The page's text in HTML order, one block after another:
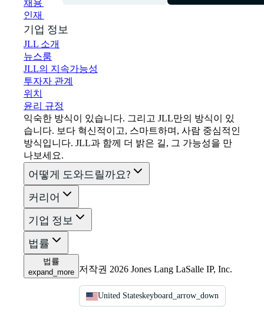
채용 정보
인재 네트워크 가입
기업 정보
JLL 소개
뉴스룸
JLL의 지속가능성
투자자 관계
위치
윤리 규정
익숙한 방식이 있습니다. 그리고 JLL만의 방식이 있
습니다. 보다 혁신적이고, 스마트하며, 사람 중심적인
방식입니다. JLL과 함께 더 밝은 길, 그 가능성을 만
나보세요.
어떻게 도와드릴까요?
커리어
기업 정보
법률
법률
expand_more 저작권 2026 Jones Lang LaSalle IP, Inc.
United Stateskeyboard_arrow_down